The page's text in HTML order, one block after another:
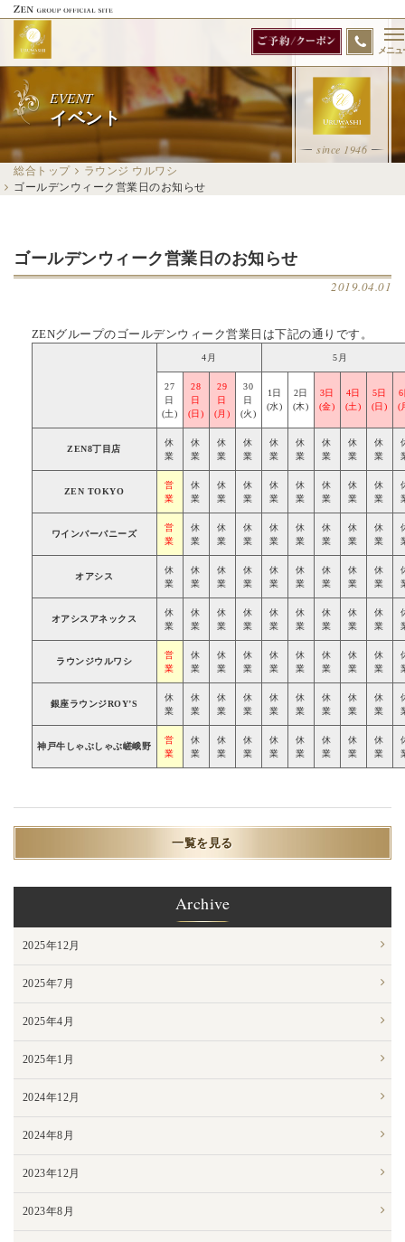
メニュ
since 1946
EVENT
イベント
総合トップ
ラウンジ ウルワシ
ゴールデンウィーク営業日のお知らせ
ゴールデンウィーク営業日のお知らせ
2019.04.01
ZENグループのゴールデンウィーク営業日は下記の通りです。
4月 5月
27
日
(土)
28
日
(日)
29
日
(月)
30
日
(火)
1日
(水)
2日
(木)
3日
(金)
4日
(土)
5日
(日)
6
(
ZEN8丁目店
休
業
休
業
休
業
休
業
休
業
休
業
休
業
休
業
休
業
ZEN TOKYO
営
業
休
業
休
業
休
業
休
業
休
業
休
業
休
業
休
業
ワインバーバニーズ
営
業
休
業
休
業
休
業
休
業
休
業
休
業
休
業
休
業
オアシス
休
業
休
業
休
業
休
業
休
業
休
業
休
業
休
業
休
業
オアシスアネックス
休
業
休
業
休
業
休
業
休
業
休
業
休
業
休
業
休
業
ラウンジウルワシ
営
業
休
業
休
業
休
業
休
業
休
業
休
業
休
業
休
業
銀座ラウンジROY’S
休
業
休
業
休
業
休
業
休
業
休
業
休
業
休
業
休
業
神戸牛しゃぶしゃぶ嵯峨野
営
業
休
業
休
業
休
業
休
業
休
業
休
業
休
業
休
業
一覧を見る
Archive
2025年12月
2025年7月
2025年4月
2025年1月
2024年12月
2024年8月
2023年12月
2023年8月